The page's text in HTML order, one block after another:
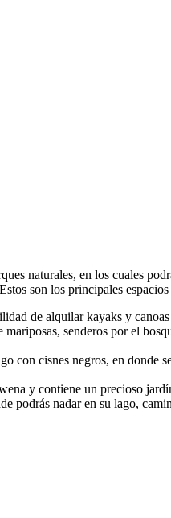
naturales, en los cuales
son los principales
de alquilar kayaks y
senderos por el
con cisnes negros, en donde
y contiene un precioso
podrás nadar en su lago,